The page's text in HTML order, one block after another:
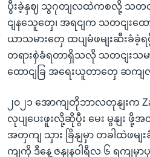
ပွီးခဲ့နှဈ သွဂုတျလထဲကစလို့ သတငျ
ငျနသေူတှေ၊ အရငျက သတငျးထ
ယာသမားတှေ ထပျမံဖမျးဆီးခံခဲ့ရ
တရားစှဲခံရတာရှိသလို သတငျးသမ
ထောငျခြ အရေးယူတာတှေ ဆကျ
၂၀၂၁ အောကျတိုဘာလတုနျးက
လုပျပေးဖူးလို့ဆိုပွီး မေး မွနျး ဖို့
အတှကျ သှား ခြိနျမှာ တခါထဲဖမျ
ကျကို ဒီနေ့ ဇနျနဝါရီလ ၆ ရကျမှ